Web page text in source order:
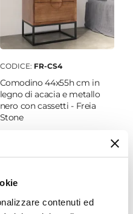
contenuti ed
CODICE: FR-CS4
Comodino 44x55h cm in
legno di acacia e metallo
nero con cassetti - Freia
Stone